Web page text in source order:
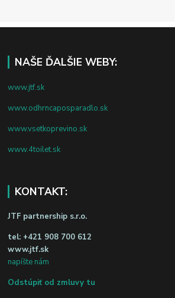
NAŠE ĎALŠIE WEBY:
www.jtf.sk
www.odhrncaposparadlo.sk
www.vsetkoprevino.sk
www.4toilet.sk
KONTAKT:
JTF partnership s.r.o.
tel: +421 908 700 612
www.jtf.sk
napíšte nám
Odstúpiť od zmluvy tu